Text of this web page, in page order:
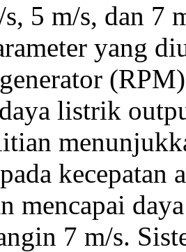
5 m/s, dan 7
yang
listrik
mencapai
7 m/s.